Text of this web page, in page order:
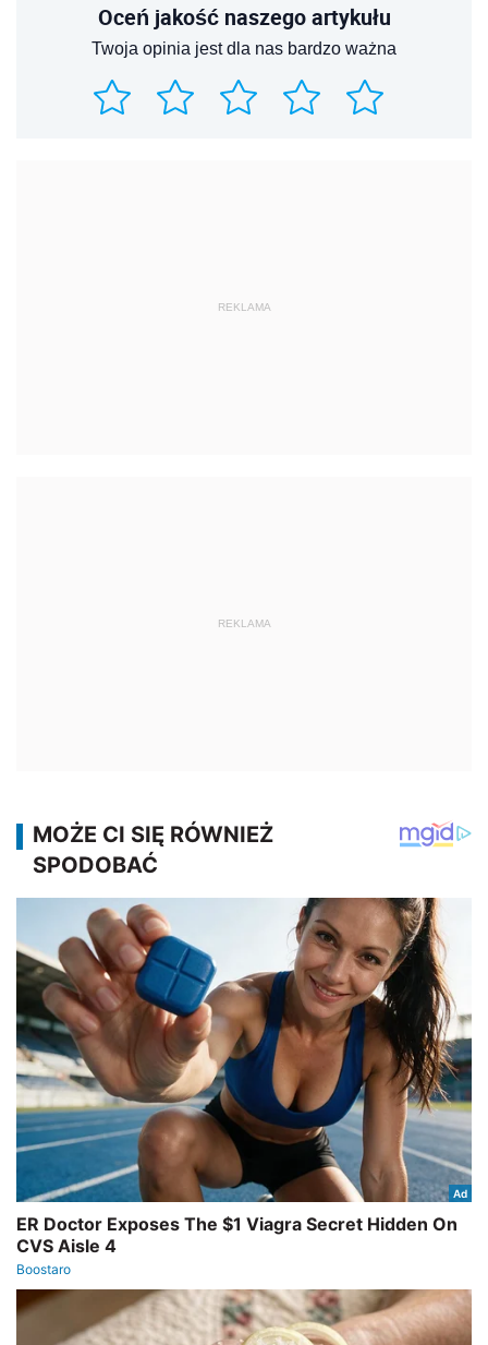
Oceń jakość naszego artykułu
Twoja opinia jest dla nas bardzo ważna
REKLAMA
REKLAMA